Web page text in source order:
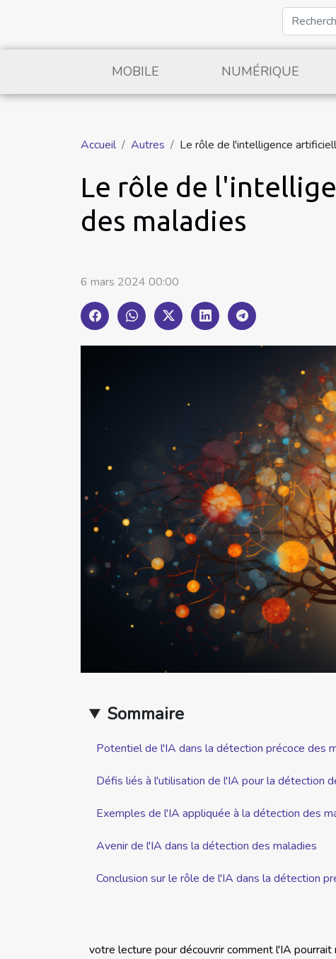
MOBILE NUMÉRIQUE
Accueil Autres Le rôle de l'intelligence
Le rôle de
des maladies
6 mars 2024 00:00
Sommaire
Potentiel de l'IA dans la détection précoce des
Défis liés à l'utilisation de l'IA pour la détection
Exemples de l'IA appliquée à la détection des
Avenir de l'IA dans la détection des maladies
Conclusion sur le rôle de l'IA dans la détection
votre lecture pour découvrir comment l'IA